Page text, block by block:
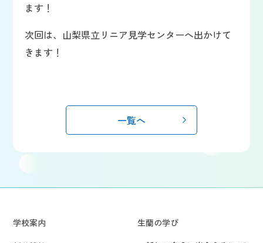
ます！
次回は、山梨県立リニア見学センターへ出かけて
きます！
一覧へ
学校案内
生蘭の学び